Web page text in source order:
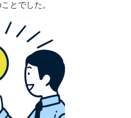
とでした。